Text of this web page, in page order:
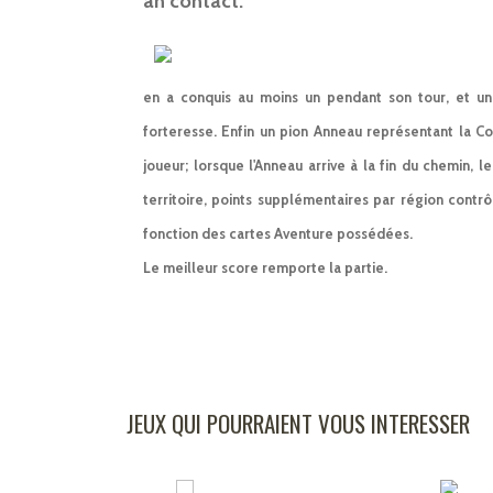
en a conquis au moins un pendant son tour, et
forteresse. Enfin un pion Anneau représentant la
joueur; lorsque l'Anneau arrive à la fin du chemin,
territoire, points supplémentaires par région
fonction des cartes Aventure possédées.
Le meilleur score remporte la partie.
JEUX QUI POURRAIENT VOUS INTERESSER